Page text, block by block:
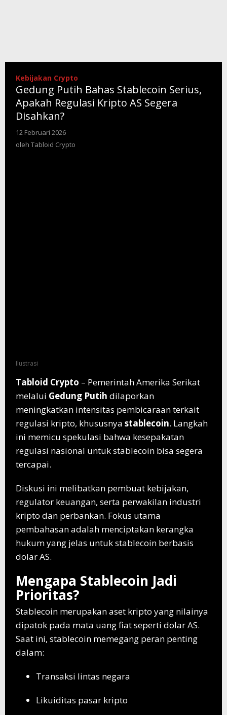
Kebijakan Crypto
Gedung Putih Bahas Stablecoin Serius,
Apakah Regulasi Kripto AS Segera
Disahkan?
12 Februari 2026
Tabloid
oleh Tabloid Crypto
Ilustrasi
Tabloid Crypto – Pemerintah Amerika Serikat
melalui Gedung Putih dilaporkan
meningkatkan intensitas pembicaraan terkait
regulasi kripto, khususnya stablecoin. Langkah
ini memicu spekulasi bahwa kesepakatan
regulasi nasional untuk stablecoin bisa segera
tercapai.
Diskusi ini melibatkan pembuat kebijakan,
regulator keuangan, serta perwakilan industri
kripto dan perbankan. Fokus utama
pembahasan adalah menciptakan kerangka
hukum yang jelas untuk stablecoin berbasis
dolar AS.
Mengapa Stablecoin Jadi
Prioritas?
Stablecoin merupakan aset kripto yang nilainya
dipatok pada mata uang fiat seperti dolar AS.
Saat ini, stablecoin memegang peran penting
dalam:
Transaksi lintas negara
Likuiditas pasar kripto